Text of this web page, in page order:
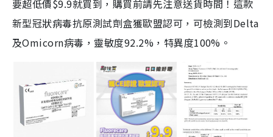
要超低價$9.9就買到，購買前請先注意送貨時間！這款
新型冠狀病毒抗原測試劑盒獲歐盟認可，可檢測到Delta
及Omicorn病毒，靈敏度92.2%，特異度100%。